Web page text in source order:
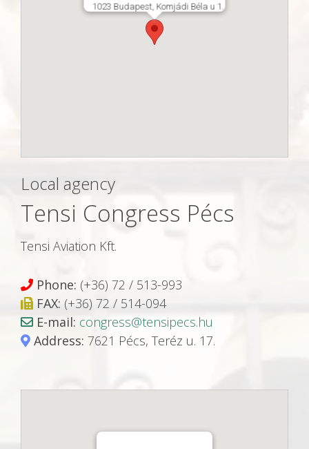
1023 Budapest, Komjádi Béla u 1.
Local agency
Tensi Congress Pécs
Tensi Aviation Kft.
Phone: (+36) 72 / 513-993
FAX: (+36) 72 / 514-094
E-mail: congress@tensipecs.hu
Address: 7621 Pécs, Teréz u. 17.